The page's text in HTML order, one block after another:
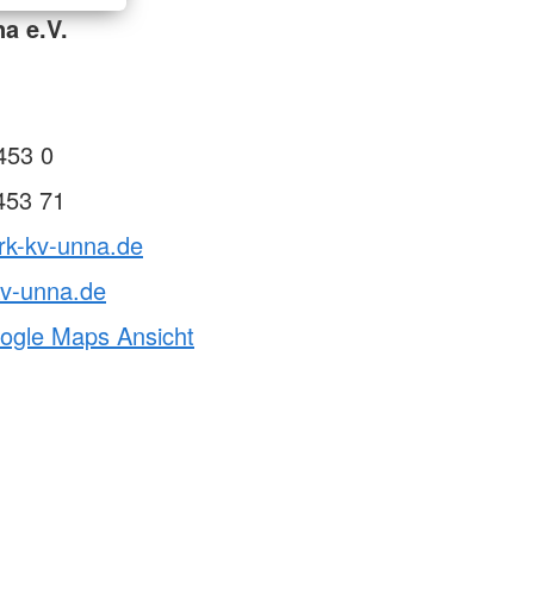
e.V.
0
71
kv-unna.de
unna.de
Maps Ansicht